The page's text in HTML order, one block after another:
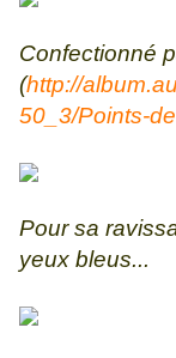
Confectionné
(http://
50_3/Points-
Pour sa
yeux bleus...